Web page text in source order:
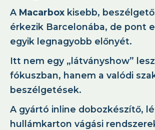
A Macarbox kisebb,
érkezik Barcelonába, de pont
egyik legnagyobb előnyét.
Itt nem egy „látványshow”
fókuszban, hanem a valódi
beszélgetések.
A gyártó inline dobozkészítő,
hullámkarton vágási